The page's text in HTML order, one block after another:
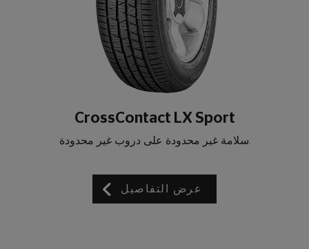
CrossContact LX Sport
.سلامة غير محدودة على دروب غير محدودة
عرض التفاصيل